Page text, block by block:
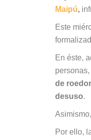
Maipú,
Este
En éste,
de
desuso.
Por ello,